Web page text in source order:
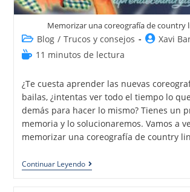
Memorizar una coreografía de country
Blog / Trucos y consejos
Xavi
11 minutos de lectura
¿Te cuesta aprender las nuevas
bailas, ¿intentas ver todo el tiempo lo
demás para hacer lo mismo? Tienes un
memoria y lo solucionaremos. Vamos a
memorizar una coreografía de country
Continuar Leyendo